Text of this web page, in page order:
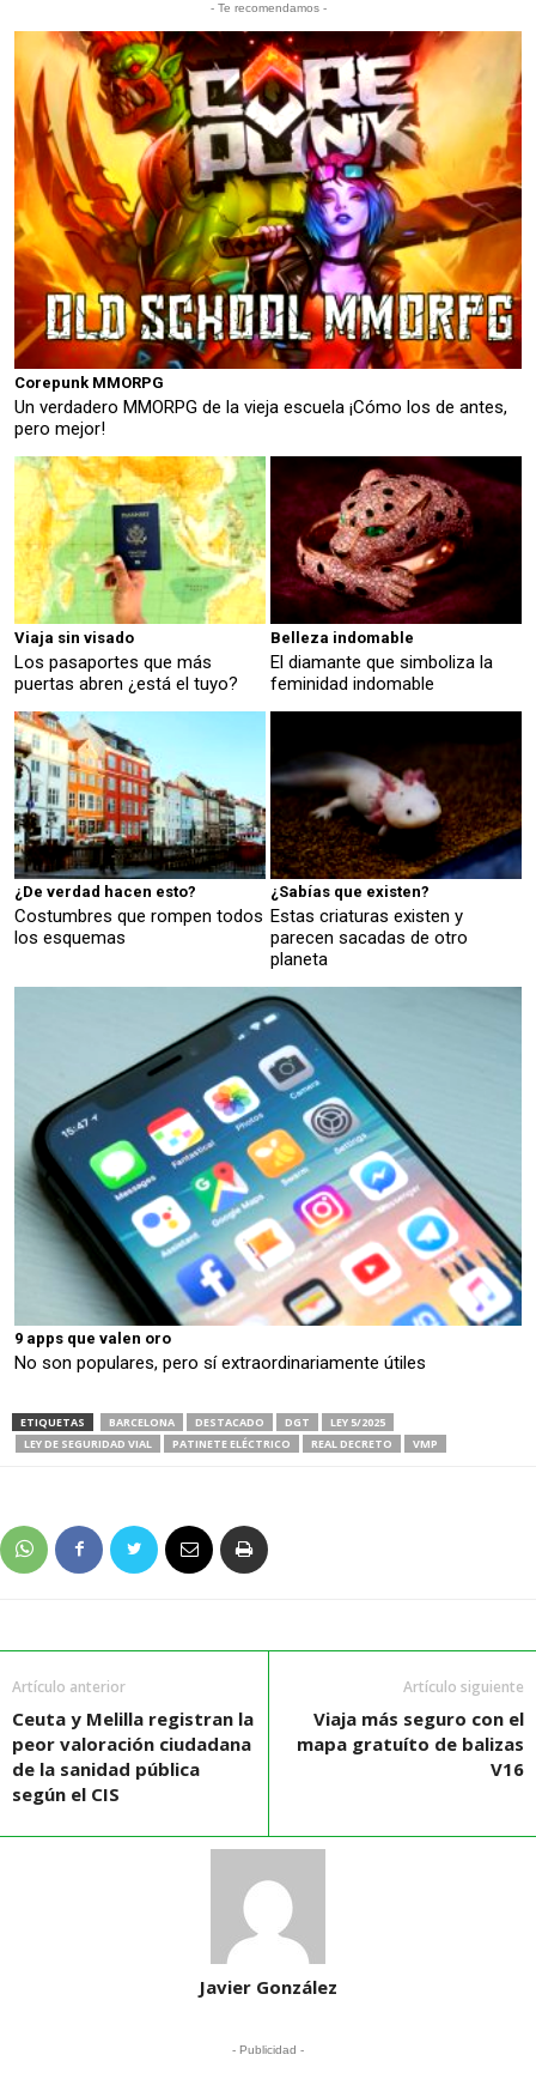
- Te recomendamos -
Corepunk MMORPG
Un verdadero MMORPG de la vieja escuela ¡Cómo los de antes,
pero mejor!
Viaja sin visado
Los pasaportes que más
puertas abren ¿está el tuyo?
Belleza indomable
El diamante que simboliza la
feminidad indomable
¿De verdad hacen esto?
Costumbres que rompen todos
los esquemas
¿Sabías que existen?
Estas criaturas existen y
parecen sacadas de otro
planeta
9 apps que valen oro
No son populares, pero sí extraordinariamente útiles
ETIQUETAS BARCELONA DESTACADO DGT
LEY 5/2025
LEY DE SEGURIDAD VIAL
PATINETE ELÉCTRICO REAL DECRETO VMP
Artículo anterior
Ceuta y Melilla registran la
peor valoración ciudadana
de la sanidad pública
según el CIS
Artículo siguiente
Viaja más seguro con el
mapa gratuíto de balizas
V16
Javier González
- Publicidad -